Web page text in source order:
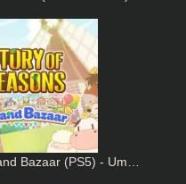
Bazaar (PS5) - Um…